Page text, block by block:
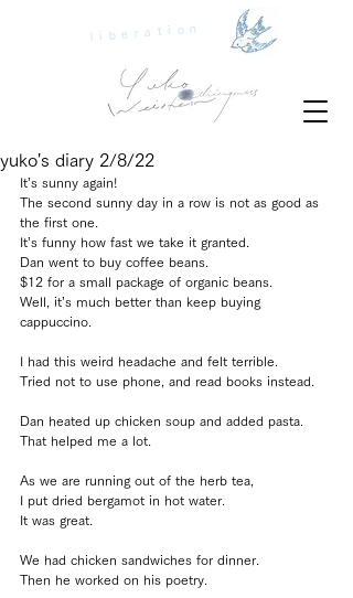
liberation
yuko's diary 2/8/22
It’s sunny again!
The second sunny day in a row is not as good as
the first one.
It’s funny how fast we take it granted.
Dan went to buy coffee beans.
$12 for a small package of organic beans.
Well, it’s much better than keep buying
cappuccino.
I had this weird headache and felt terrible.
Tried not to use phone, and read books instead.
Dan heated up chicken soup and added pasta.
That helped me a lot.
As we are running out of the herb tea,
I put dried bergamot in hot water.
It was great.
We had chicken sandwiches for dinner.
Then he worked on his poetry.